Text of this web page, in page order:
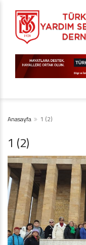
Anasayfa 1 (2)
1 (2)